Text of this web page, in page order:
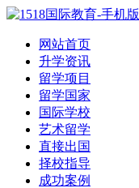
网站首页
升学资讯
留学项目
留学国家
国际学校
艺术留学
直接出国
择校指导
成功案例